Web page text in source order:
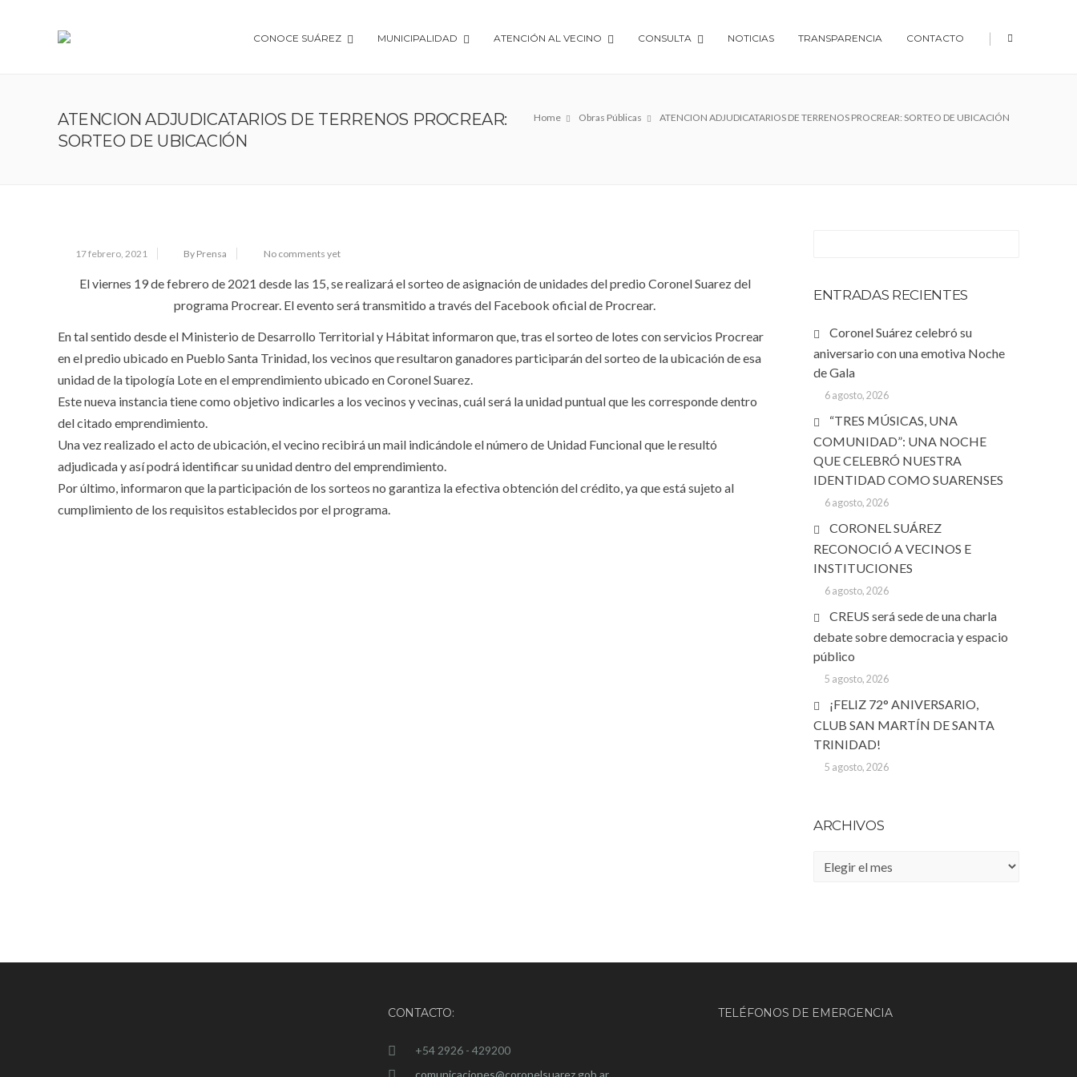
CONOCE SUÁREZ MUNICIPALIDAD ATENCIÓN AL VECINO CONSULTA NOTICIAS TRANSPARENCIA CONTACTO |
Home Obras Públicas ATENCION ADJUDICATARIOS DE TERRENOS PROCREAR: SORTEO DE UBICACIÓN
ATENCION ADJUDICATARIOS DE TERRENOS PROCREAR:
SORTEO DE UBICACIÓN
17 febrero, 2021 By Prensa No comments yet
El viernes 19 de febrero de 2021 desde las 15, se realizará el sorteo de asignación de unidades del predio Coronel Suarez del
programa Procrear. El evento será transmitido a través del Facebook oficial de Procrear.
En tal sentido desde el Ministerio de Desarrollo Territorial y Hábitat informaron que, tras el sorteo de lotes con servicios Procrear
en el predio ubicado en Pueblo Santa Trinidad, los vecinos que resultaron ganadores participarán del sorteo de la ubicación de esa
unidad de la tipología Lote en el emprendimiento ubicado en Coronel Suarez.
Este nueva instancia tiene como objetivo indicarles a los vecinos y vecinas, cuál será la unidad puntual que les corresponde dentro
del citado emprendimiento.
Una vez realizado el acto de ubicación, el vecino recibirá un mail indicándole el número de Unidad Funcional que le resultó
adjudicada y así podrá identificar su unidad dentro del emprendimiento.
Por último, informaron que la participación de los sorteos no garantiza la efectiva obtención del crédito, ya que está sujeto al
cumplimiento de los requisitos establecidos por el programa.
ENTRADAS RECIENTES
Coronel Suárez celebró su
aniversario con una emotiva Noche
de Gala
6 agosto, 2026
“TRES MÚSICAS, UNA
COMUNIDAD”: UNA NOCHE
QUE CELEBRÓ NUESTRA
IDENTIDAD COMO SUARENSES
6 agosto, 2026
CORONEL SUÁREZ
RECONOCIÓ A VECINOS E
INSTITUCIONES
6 agosto, 2026
CREUS será sede de una charla
debate sobre democracia y espacio
público
5 agosto, 2026
¡FELIZ 72° ANIVERSARIO,
CLUB SAN MARTÍN DE SANTA
TRINIDAD!
5 agosto, 2026
ARCHIVOS
Archivos
CONTACTO:
+54 2926 - 429200
comunicaciones@coronelsuarez.gob.ar
TELÉFONOS DE EMERGENCIA